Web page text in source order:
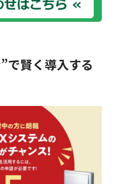
賢く導入する